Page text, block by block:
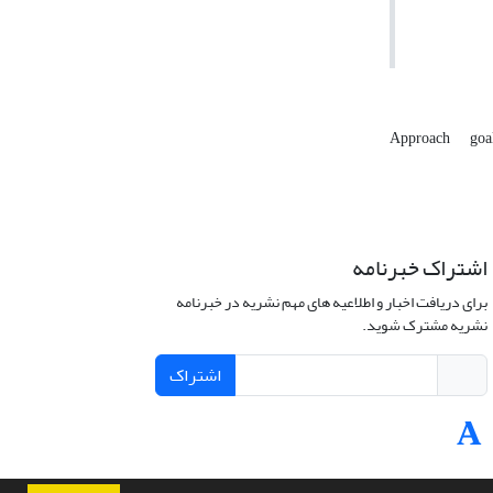
Approach
اشتراک خبرنامه
برای دریافت اخبار و اطلاعیه های مهم نشریه در خبرنامه
نشریه مشترک شوید.
اشتراک